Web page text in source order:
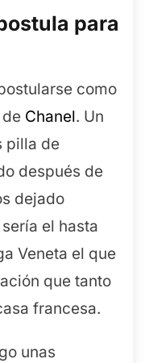
para
como
Chanel. Un
pilla de
después de
dejado
el hasta
Veneta el que
que tanto
francesa.
unas